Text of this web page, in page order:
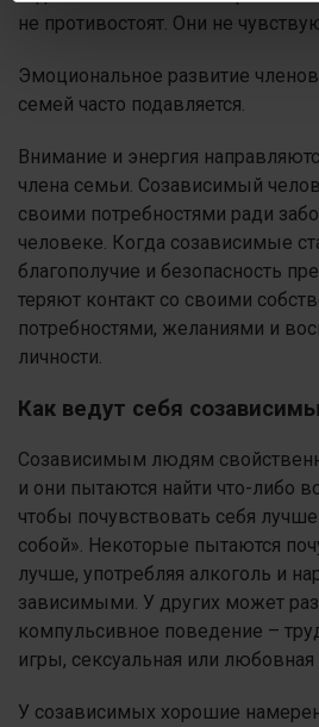
не противостоят. Они не
Эмоциональное развитие
семей часто подавляется.
Внимание и энергия
члена семьи. Созависимый
своими потребностями ради
человеке. Когда созависимые
благополучие и безопасность
теряют контакт со своими
потребностями, желаниями и
личности.
Как ведут себя
Созависимым людям
и они пытаются найти что-либо
чтобы почувствовать себя
собой». Некоторые пытаются
лучше, употребляя алкоголь и
зависимыми. У других может
компульсивное поведение –
игры, сексуальная или любовная
У созависимых хорошие